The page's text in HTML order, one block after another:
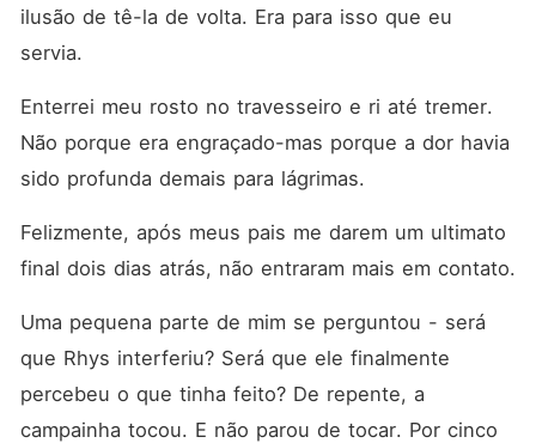
ilusão de tê-la de volta. Era para isso que eu
servia.
Enterrei meu rosto no travesseiro e ri até tremer.
Não porque era engraçado-mas porque a dor havia
sido profunda demais para lágrimas.
Felizmente, após meus pais me darem um ultimato
final dois dias atrás, não entraram mais em contato.
Uma pequena parte de mim se perguntou - será
que Rhys interferiu? Será que ele finalmente
percebeu o que tinha feito? De repente, a
campainha tocou. E não parou de tocar. Por cinco